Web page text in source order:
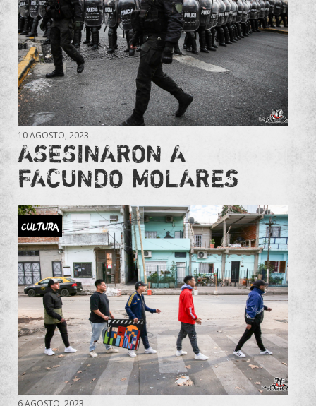
10 AGOSTO, 2023
ASESINARON A
FACUNDO MOLARES
Cultura
6 AGOSTO, 2023